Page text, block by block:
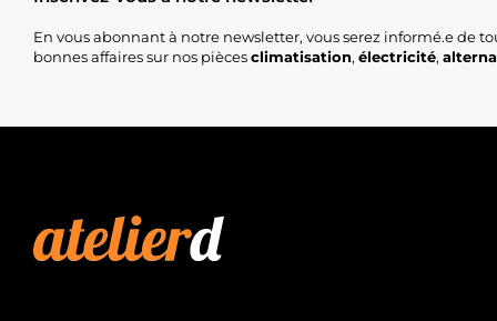
En vous abonnant à notre newsletter, vous serez informé.e de
bonnes affaires sur nos piècesclimatisation, électricité,